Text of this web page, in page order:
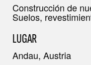
Construcción de
Suelos,
LUGAR
Andau, Austria